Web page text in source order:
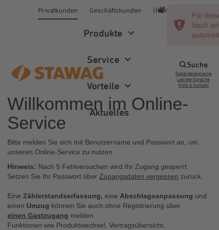
Privatkunden Geschäftskunden Über uns
Produkte
Produkte
Ökostrom
Gas
Wasser
Energiewelt
Wärme
Service
Service
Online-
Service
Infocenter
Energieberatung
Förderprogramme
Kontakt
Vertrag
Vorteile
Vorteile
Treue-
Bonus
Newsletter
Magazin
Gute
Aktuelles
Suche
Suche starten
Andere suchten auch:
Online-Service Energiefragen
Suche
Gebärdensprache
Leichte Sprache
Hilfe & Kontakt
Für
Nach
Willkommen im Online-
Service
Bitte melden Sie sich mit Benutzername und Passwort an, um
unseren Online-Service zu nutzen.
Hinweis: Nach 5 Fehlversuchen wird Ihr Zugang gesperrt.
Setzen Sie Ihr Passwort über Zugangsdaten vergessen zurück.
Eine Zählerstandserfassung, eine Abschlagsanpassung und
einen Umzug können Sie auch ohne Registrierung über
einen Gastzugang melden.
Funktionen wie Produktwechsel, Vertragsübersicht,